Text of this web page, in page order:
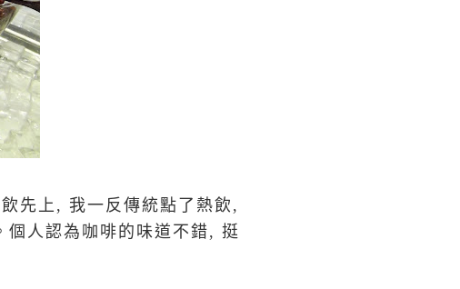
先上, 我一反傳統點了熱飲,
人認為咖啡的味道不錯, 挺